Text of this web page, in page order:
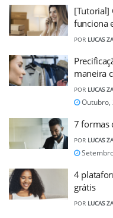
[Tutorial]
funciona
POR LUCAS
maneira
POR LUCAS
Outubro,
7 formas
POR LUCAS
4
grátis
POR LUCAS